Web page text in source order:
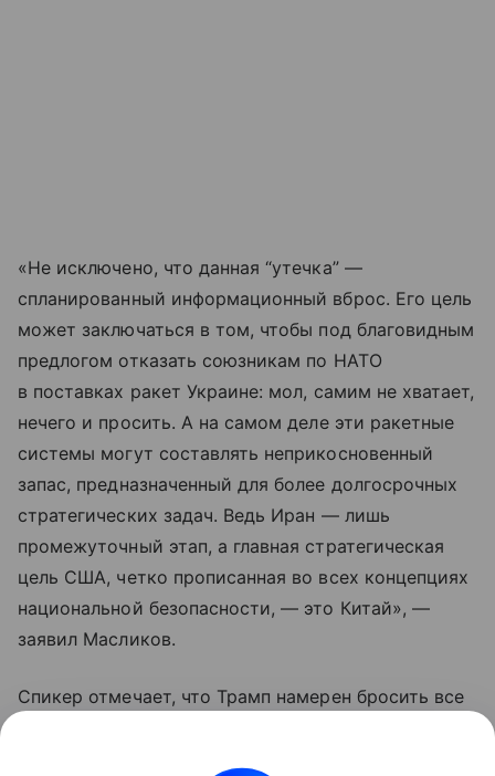
«Не исключено, что данная “утечка” —
спланированный информационный вброс. Его цель
может заключаться в том, чтобы под благовидным
предлогом отказать союзникам по НАТО
в поставках ракет Украине: мол, самим не хватает,
нечего и просить. А на самом деле эти ракетные
системы могут составлять неприкосновенный
запас, предназначенный для более долгосрочных
стратегических задач. Ведь Иран — лишь
промежуточный этап, а главная стратегическая
цель США, четко прописанная во всех концепциях
национальной безопасности, — это Китай», —
заявил Масликов.
Спикер отмечает, что Трамп намерен бросить все